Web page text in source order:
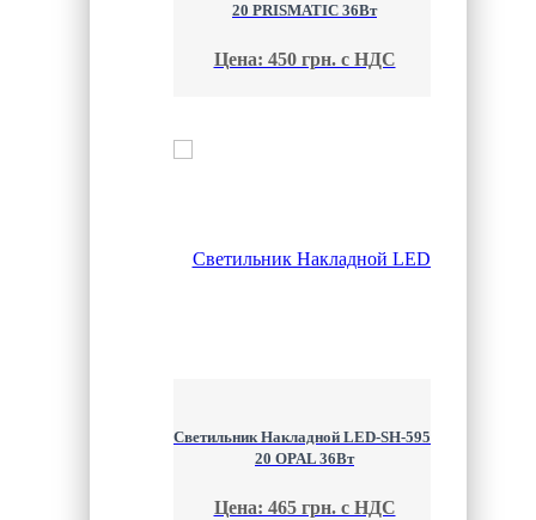
20 PRISMATIC 36Вт
Цена: 450 грн. с НДС
Светильник Накладной LED-SH-595-
20 OPAL 36Вт
Цена: 465 грн. с НДС